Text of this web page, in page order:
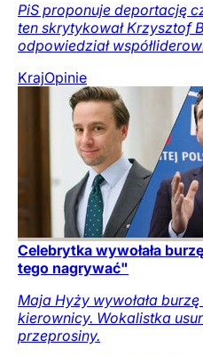
PiS proponuje deportację
ten skrytykował Krzysztof
odpowiedział
KrajOpinie
Celebrytka wywołała
tego nagrywać"
Maja Hyży wywołała
kierownicy. Wokalistka
przeprosiny.